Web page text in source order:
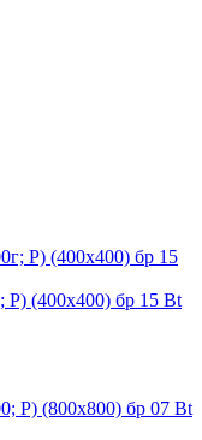
(400х400) бр 15 Bt